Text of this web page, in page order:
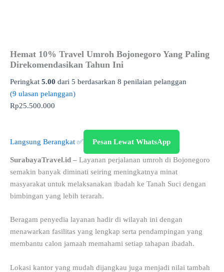
Hemat 10% Travel Umroh Bojonegoro Yang Paling
Direkomendasikan Tahun Ini
Peringkat 5.00 dari 5 berdasarkan 8 penilaian pelanggan
(9 ulasan pelanggan)
Rp25.500.000
Langsung Berangkat ✅ Pesan Lewat WhatsApp
SurabayaTravel.id – Layanan perjalanan umroh di Bojonegoro
semakin banyak diminati seiring meningkatnya minat
masyarakat untuk melaksanakan ibadah ke Tanah Suci dengan
bimbingan yang lebih terarah.
Beragam penyedia layanan hadir di wilayah ini dengan
menawarkan fasilitas yang lengkap serta pendampingan yang
membantu calon jamaah memahami setiap tahapan ibadah.
Lokasi kantor yang mudah dijangkau juga menjadi nilai tambah